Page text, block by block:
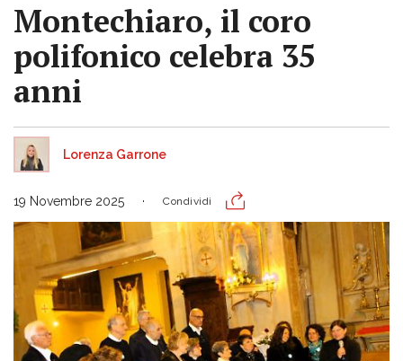
Montechiaro, il coro
polifonico celebra 35
anni
Lorenza Garrone
19 Novembre 2025 Condividi